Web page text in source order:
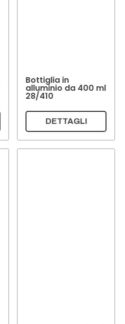
Bottiglia in
alluminio da 400 ml
28/410
DETTAGLI